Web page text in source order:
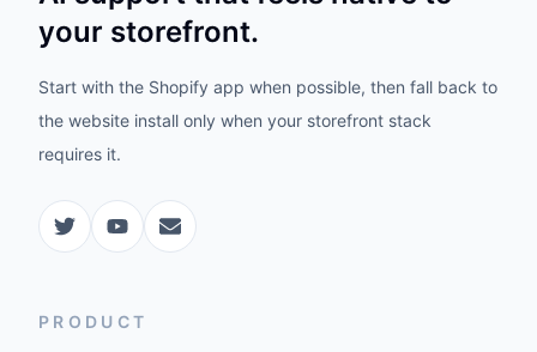
your storefront.
Start with the Shopify app when possible, then fall back to
the website install only when your storefront stack
requires it.
PRODUCT